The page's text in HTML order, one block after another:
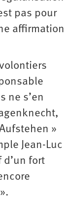
pas pour
affirmation
ne s’en
»
Jean-Luc
fort